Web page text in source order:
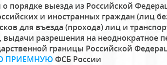
порядке выезда из Российской
и иностранных граждан (лиц
для въезда (прохода) лиц и
выдачи разрешения на неоднократное
границы Российской
ПРИЕМНУЮ ФСБ России